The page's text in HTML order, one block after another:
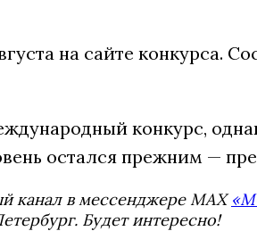
на сайте конкурса.
конкурс,
остался прежним —
канал в мессенджере MAX
Будет интересно!